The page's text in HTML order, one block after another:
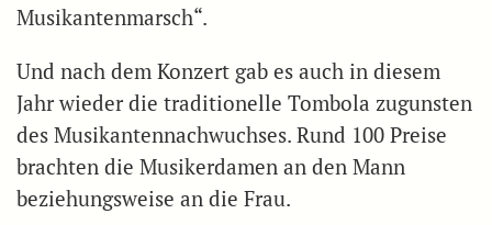
Musikantenmarsch“.
Und nach dem Konzert gab es auch in diesem
Jahr wieder die traditionelle Tombola zugunsten
des Musikantennachwuchses. Rund 100 Preise
brachten die Musikerdamen an den Mann
beziehungsweise an die Frau.